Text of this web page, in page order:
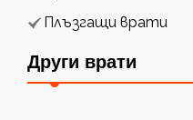
Плъзгащи врати
Други врати